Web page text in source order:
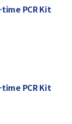
PCR Kit
PCR Kit